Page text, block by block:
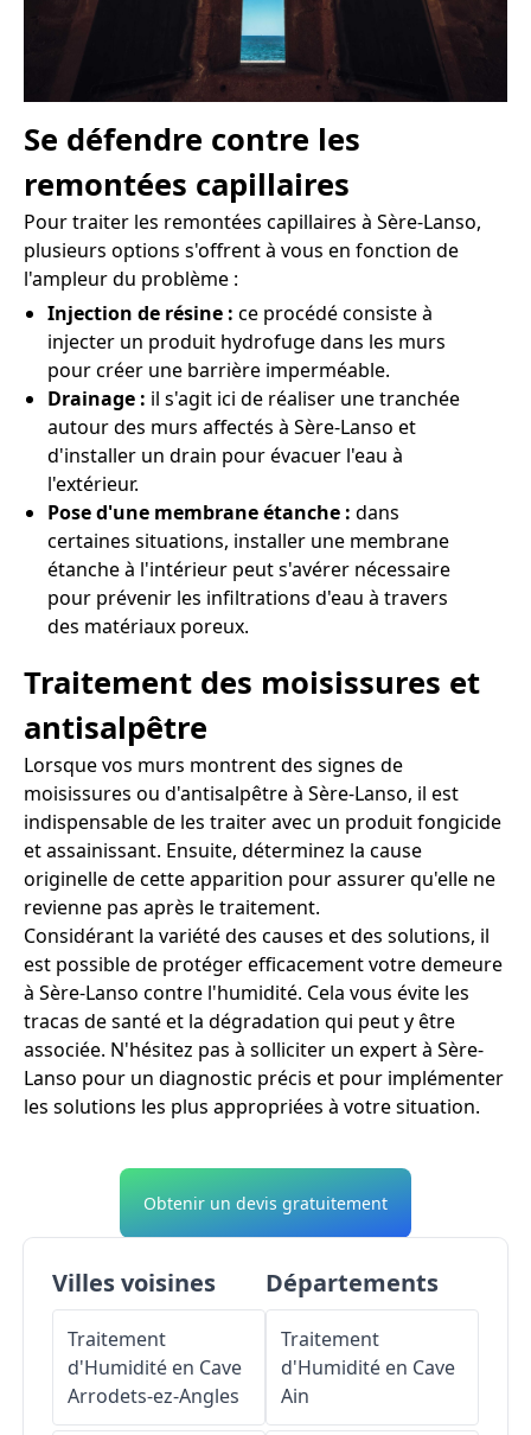
Se défendre contre les
remontées capillaires
Pour traiter les remontées capillaires à Sère-Lanso,
plusieurs options s'offrent à vous en fonction de
l'ampleur du problème :
Injection de résine : ce procédé consiste à
injecter un produit hydrofuge dans les murs
pour créer une barrière imperméable.
Drainage : il s'agit ici de réaliser une tranchée
autour des murs affectés à Sère-Lanso et
d'installer un drain pour évacuer l'eau à
l'extérieur.
Pose d'une membrane étanche : dans
certaines situations, installer une membrane
étanche à l'intérieur peut s'avérer nécessaire
pour prévenir les infiltrations d'eau à travers
des matériaux poreux.
Traitement des moisissures et
antisalpêtre
Lorsque vos murs montrent des signes de
moisissures ou d'antisalpêtre à Sère-Lanso, il est
indispensable de les traiter avec un produit fongicide
et assainissant. Ensuite, déterminez la cause
originelle de cette apparition pour assurer qu'elle ne
revienne pas après le traitement.
Considérant la variété des causes et des solutions, il
est possible de protéger efficacement votre demeure
à Sère-Lanso contre l'humidité. Cela vous évite les
tracas de santé et la dégradation qui peut y être
associée. N'hésitez pas à solliciter un expert à Sère-
Lanso pour un diagnostic précis et pour implémenter
les solutions les plus appropriées à votre situation.
Obtenir un devis gratuitement
Villes voisines
Traitement
d'Humidité en Cave
Arrodets-ez-Angles
Départements
Traitement
d'Humidité en Cave
Ain